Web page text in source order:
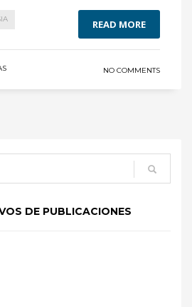
READ MORE
NO COMMENTS
DE PUBLICACIONES